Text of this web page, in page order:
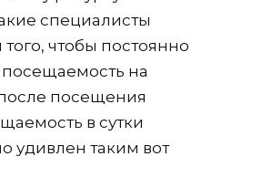
специалисты
чтобы постоянно
посещаемость на
посещения
в сутки
удивлен таким вот